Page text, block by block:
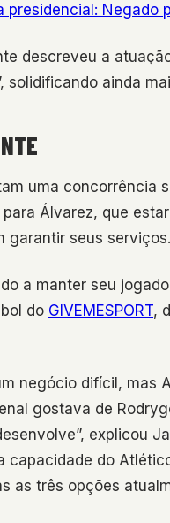
presidencial: Negado
descreveu a
solidificando ainda
uma concorrência
Álvarez, que
garantir seus serviços.
a manter seu
do GIVEMESPORT,
negócio difícil, mas
gostava de
explicou
capacidade do
as três opções